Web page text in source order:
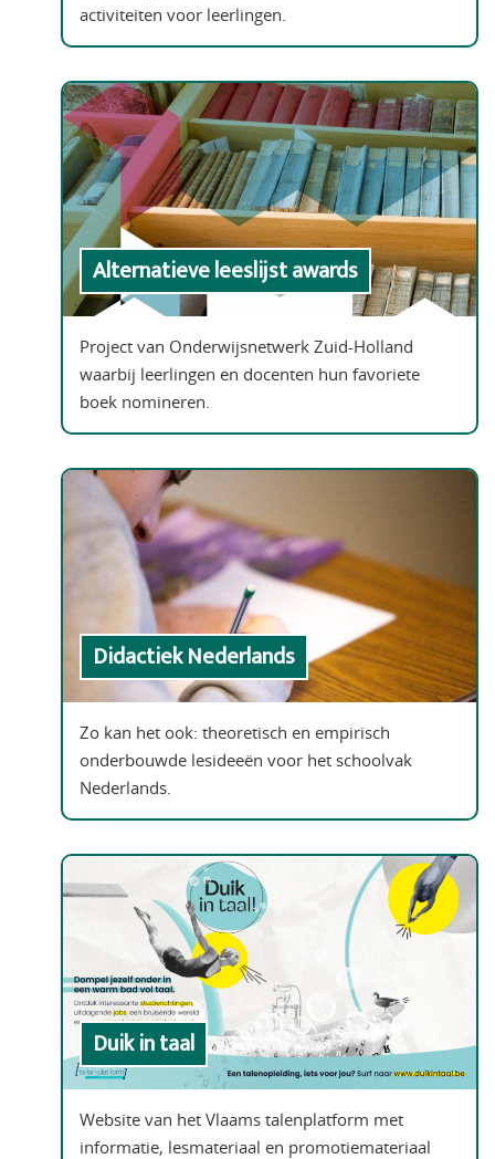
activiteiten voor leerlingen.
Alternatieve leeslijst awards
Project van Onderwijsnetwerk Zuid-Holland
waarbij leerlingen en docenten hun favoriete
boek nomineren.
Didactiek Nederlands
Zo kan het ook: theoretisch en empirisch
onderbouwde lesideeën voor het schoolvak
Nederlands.
Duik in taal
Website van het Vlaams talenplatform met
informatie, lesmateriaal en promotiemateriaal